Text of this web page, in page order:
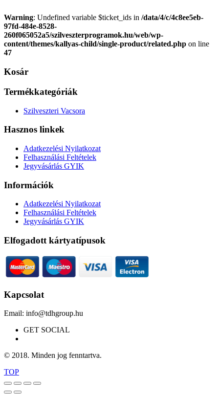
Warning: Undefined variable $ticket_ids in /data/4/c/4c8ee5eb-
97fd-484e-8528-
260f065052a5/szilveszterprogramok.hu/web/wp-
content/themes/kallyas-child/single-product/related.php on line
47
Kosár
Termékkategóriák
Szilveszteri Vacsora
Hasznos linkek
Adatkezelési Nyilatkozat
Felhasználási Feltételek
Jegyvásárlás GYIK
Információk
Adatkezelési Nyilatkozat
Felhasználási Feltételek
Jegyvásárlás GYIK
Elfogadott kártyatípusok
Kapcsolat
Email: info@tdhgroup.hu
GET SOCIAL
© 2018. Minden jog fenntartva.
TOP